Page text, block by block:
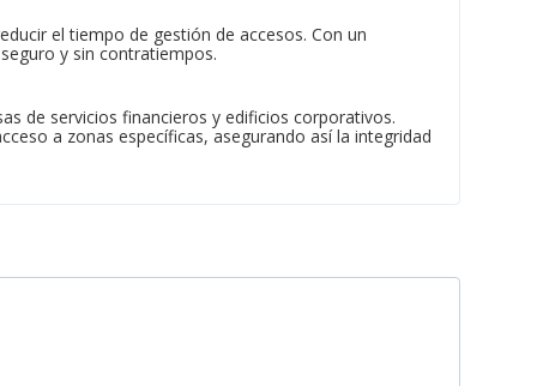
el tiempo de gestión de accesos. Con un
y sin contratiempos.
de servicios financieros y edificios corporativos.
a zonas específicas, asegurando así la integridad